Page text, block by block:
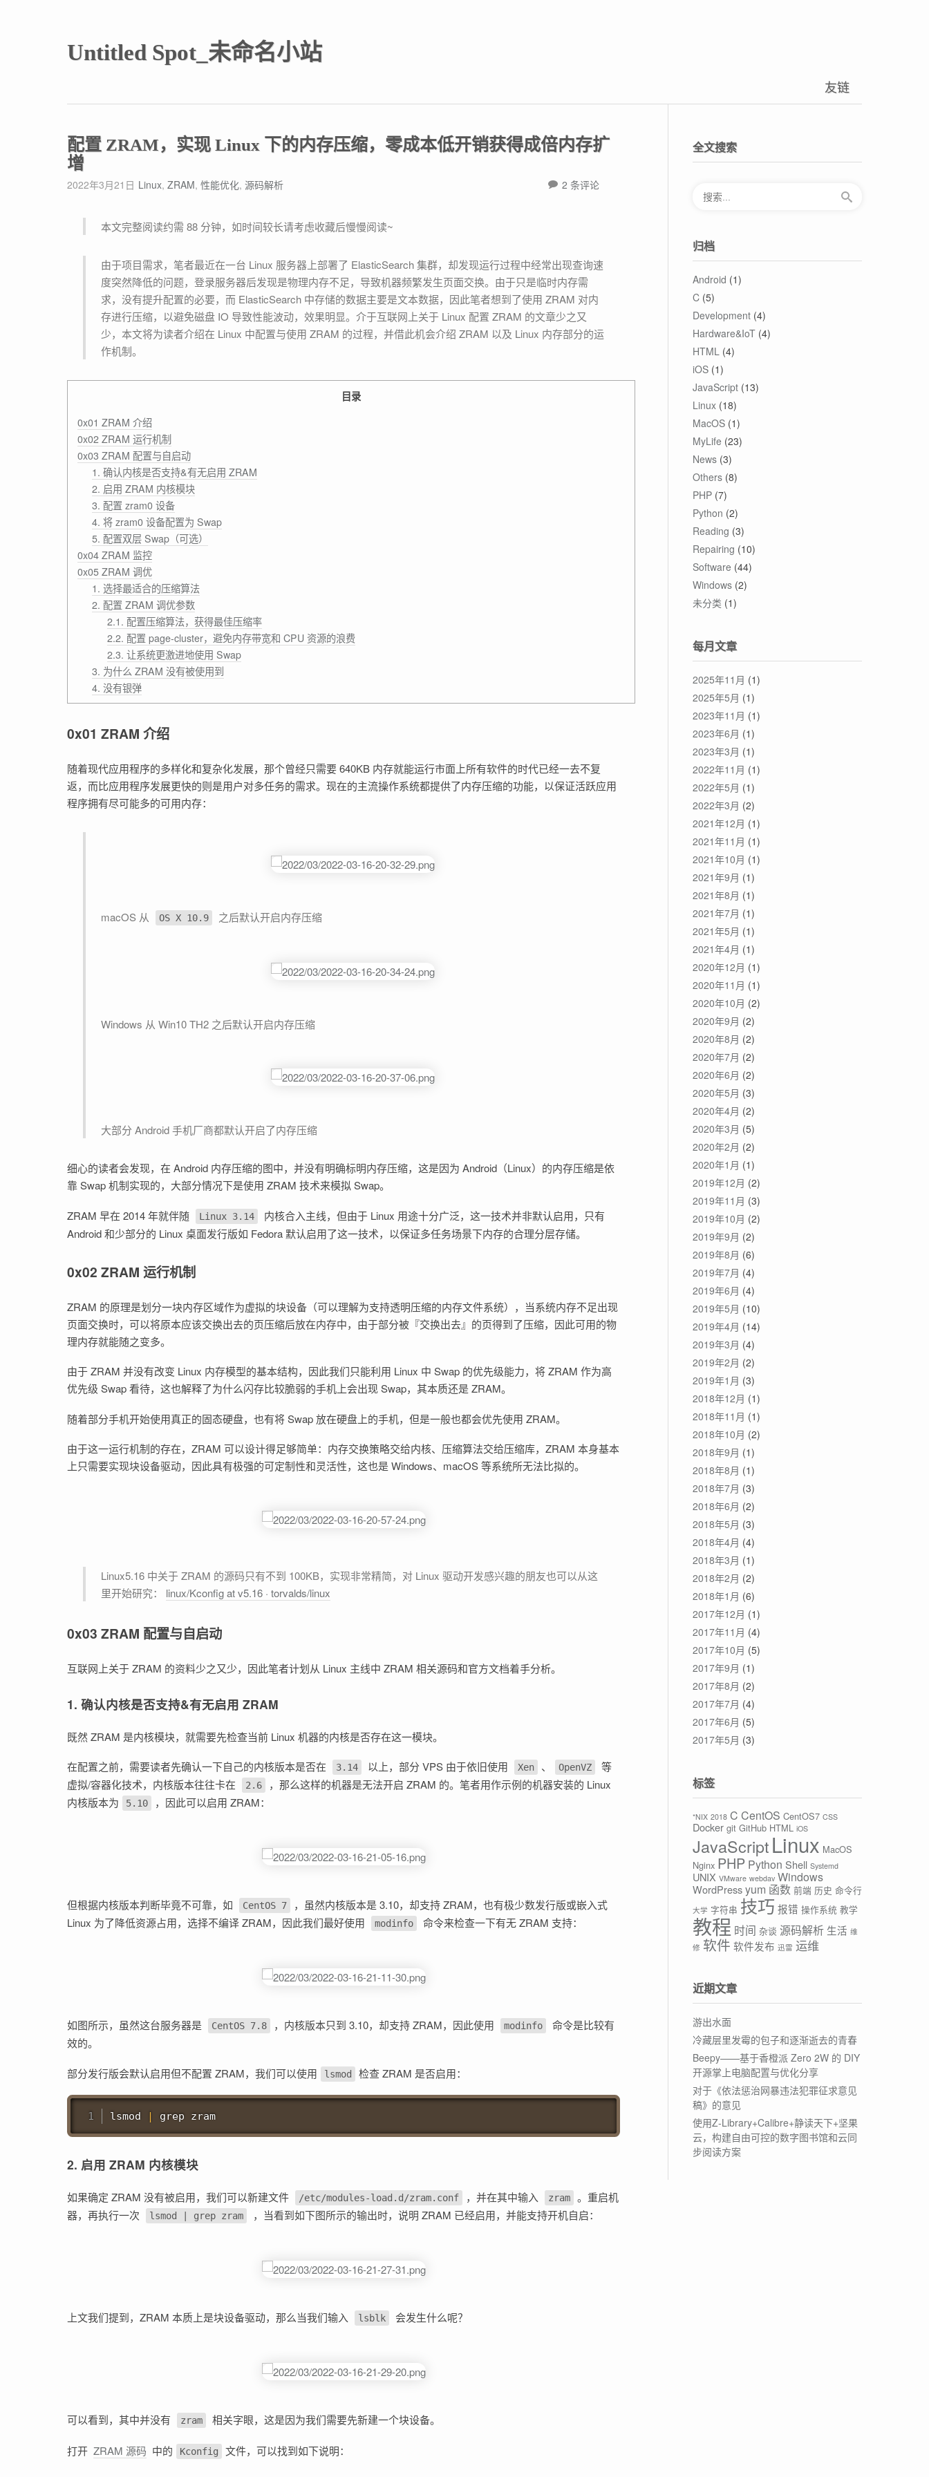
Untitled Spot_未命名小站
友链
配置 ZRAM，实现 Linux 下的内存压缩，零成本低开销获得成倍内存扩
增
2022年3月21日 Linux, ZRAM, 性能优化, 源码解析 2 条评论
本文完整阅读约需 88 分钟，如时间较长请考虑收藏后慢慢阅读~
由于项目需求，笔者最近在一台 Linux 服务器上部署了 ElasticSearch 集群，却发现运行过程中经常出现查询速
度突然降低的问题，登录服务器后发现是物理内存不足，导致机器频繁发生页面交换。由于只是临时内存需
求，没有提升配置的必要，而 ElasticSearch 中存储的数据主要是文本数据，因此笔者想到了使用 ZRAM 对内
存进行压缩，以避免磁盘 IO 导致性能波动，效果明显。介于互联网上关于 Linux 配置 ZRAM 的文章少之又
少，本文将为读者介绍在 Linux 中配置与使用 ZRAM 的过程，并借此机会介绍 ZRAM 以及 Linux 内存部分的运
作机制。
目录
0x01 ZRAM 介绍
0x02 ZRAM 运行机制
0x03 ZRAM 配置与自启动
1. 确认内核是否支持&有无启用 ZRAM
2. 启用 ZRAM 内核模块
3. 配置 zram0 设备
4. 将 zram0 设备配置为 Swap
5. 配置双层 Swap（可选）
0x04 ZRAM 监控
0x05 ZRAM 调优
1. 选择最适合的压缩算法
2. 配置 ZRAM 调优参数
2.1. 配置压缩算法，获得最佳压缩率
2.2. 配置 page-cluster，避免内存带宽和 CPU 资源的浪费
2.3. 让系统更激进地使用 Swap
3. 为什么 ZRAM 没有被使用到
4. 没有银弹
0x01 ZRAM 介绍
随着现代应用程序的多样化和复杂化发展，那个曾经只需要 640KB 内存就能运行市面上所有软件的时代已经一去不复
返，而比应用程序发展更快的则是用户对多任务的需求。现在的主流操作系统都提供了内存压缩的功能，以保证活跃应用
程序拥有尽可能多的可用内存：
macOS 从 OS X 10.9 之后默认开启内存压缩
Windows 从 Win10 TH2 之后默认开启内存压缩
大部分 Android 手机厂商都默认开启了内存压缩
细心的读者会发现，在 Android 内存压缩的图中，并没有明确标明内存压缩，这是因为 Android（Linux）的内存压缩是依
靠 Swap 机制实现的，大部分情况下是使用 ZRAM 技术来模拟 Swap。
ZRAM 早在 2014 年就伴随 Linux 3.14
内核合入主线，但由于 Linux 用途十分广泛，这一技术并非默认启用，只有
Android 和少部分的 Linux 桌面发行版如 Fedora 默认启用了这一技术，以保证多任务场景下内存的合理分层存储。
0x02 ZRAM 运行机制
ZRAM 的原理是划分一块内存区域作为虚拟的块设备（可以理解为支持透明压缩的内存文件系统），当系统内存不足出现
页面交换时，可以将原本应该交换出去的页压缩后放在内存中，由于部分被『交换出去』的页得到了压缩，因此可用的物
理内存就能随之变多。
由于 ZRAM 并没有改变 Linux 内存模型的基本结构，因此我们只能利用 Linux 中 Swap 的优先级能力，将 ZRAM 作为高
优先级 Swap 看待，这也解释了为什么闪存比较脆弱的手机上会出现 Swap，其本质还是 ZRAM。
随着部分手机开始使用真正的固态硬盘，也有将 Swap 放在硬盘上的手机，但是一般也都会优先使用 ZRAM。
由于这一运行机制的存在，ZRAM 可以设计得足够简单：内存交换策略交给内核、压缩算法交给压缩库，ZRAM 本身基本
上只需要实现块设备驱动，因此具有极强的可定制性和灵活性，这也是 Windows、macOS 等系统所无法比拟的。
Linux5.16 中关于 ZRAM 的源码只有不到 100KB，实现非常精简，对 Linux 驱动开发感兴趣的朋友也可以从这
里开始研究：
linux/Kconfig at v5.16 · torvalds/linux
0x03 ZRAM 配置与自启动
互联网上关于 ZRAM 的资料少之又少，因此笔者计划从 Linux 主线中 ZRAM 相关源码和官方文档着手分析。
1. 确认内核是否支持&有无启用 ZRAM
既然 ZRAM 是内核模块，就需要先检查当前 Linux 机器的内核是否存在这一模块。
在配置之前，需要读者先确认一下自己的内核版本是否在 3.14 以上，部分 VPS 由于依旧使用 Xen 、 OpenVZ
等
虚拟/容器化技术，内核版本往往卡在
2.6
，那么这样的机器是无法开启 ZRAM 的。笔者用作示例的机器安装的 Linux
内核版本为
5.10 ，因此可以启用 ZRAM：
但根据内核版本判断毕竟不可靠，如 CentOS 7
，虽然内核版本是 3.10，却支持 ZRAM，也有极少数发行版或嵌入式
Linux 为了降低资源占用，选择不编译 ZRAM，因此我们最好使用
modinfo 命令来检查一下有无 ZRAM 支持：
如图所示，虽然这台服务器是 CentOS 7.8 ，内核版本只到 3.10，却支持 ZRAM，因此使用 modinfo
命令是比较有
效的。
部分发行版会默认启用但不配置 ZRAM，我们可以使用 lsmod 检查 ZRAM 是否启用：
lsmod | grep zram
2. 启用 ZRAM 内核模块
如果确定 ZRAM 没有被启用，我们可以新建文件 /etc/modules-load.d/zram.conf ，并在其中输入 zram
。重启机
器，再执行一次
lsmod | grep zram ，当看到如下图所示的输出时，说明 ZRAM 已经启用，并能支持开机自启：
上文我们提到，ZRAM 本质上是块设备驱动，那么当我们输入 lsblk 会发生什么呢？
可以看到，其中并没有 zram 相关字眼，这是因为我们需要先新建一个块设备。
打开 ZRAM 源码 中的 Kconfig 文件，可以找到如下说明：
全文搜索
归档
Android (1)
C (5)
Development (4)
Hardware&IoT (4)
HTML (4)
iOS (1)
JavaScript (13)
Linux (18)
MacOS (1)
MyLife (23)
News (3)
Others (8)
PHP (7)
Python (2)
Reading (3)
Repairing (10)
Software (44)
Windows (2)
未分类 (1)
每月文章
2025年11月 (1)
2025年5月 (1)
2023年11月 (1)
2023年6月 (1)
2023年3月 (1)
2022年11月 (1)
2022年5月 (1)
2022年3月 (2)
2021年12月 (1)
2021年11月 (1)
2021年10月 (1)
2021年9月 (1)
2021年8月 (1)
2021年7月 (1)
2021年5月 (1)
2021年4月 (1)
2020年12月 (1)
2020年11月 (1)
2020年10月 (2)
2020年9月 (2)
2020年8月 (2)
2020年7月 (2)
2020年6月 (2)
2020年5月 (3)
2020年4月 (2)
2020年3月 (5)
2020年2月 (2)
2020年1月 (1)
2019年12月 (2)
2019年11月 (3)
2019年10月 (2)
2019年9月 (2)
2019年8月 (6)
2019年7月 (4)
2019年6月 (4)
2019年5月 (10)
2019年4月 (14)
2019年3月 (4)
2019年2月 (2)
2019年1月 (3)
2018年12月 (1)
2018年11月 (1)
2018年10月 (2)
2018年9月 (1)
2018年8月 (1)
2018年7月 (3)
2018年6月 (2)
2018年5月 (3)
2018年4月 (4)
2018年3月 (1)
2018年2月 (2)
2018年1月 (6)
2017年12月 (1)
2017年11月 (4)
2017年10月 (5)
2017年9月 (1)
2017年8月 (2)
2017年7月 (4)
2017年6月 (5)
2017年5月 (3)
标签
*NIX 2018 C CentOS CentOS7 CSS
Docker git GitHub HTML iOS
JavaScriptLinux MacOS
Nginx PHP Python Shell Systemd
UNIX VMware webdav Windows
WordPressyum 函数 前端 历史 命令行
大学 字符串 技巧 报错 操作系统 教学
教程 时间 杂谈 源码解析 生活 维
修 软件 软件发布 迅雷 运维
近期文章
游出水面
冷藏层里发霉的包子和逐渐逝去的青春
Beepy——基于香橙派 Zero 2W 的 DIY
开源掌上电脑配置与优化分享
对于《依法惩治网暴违法犯罪征求意见
稿》的意见
使用Z-Library+Calibre+静读天下+坚果
云，构建自由可控的数字图书馆和云同
步阅读方案